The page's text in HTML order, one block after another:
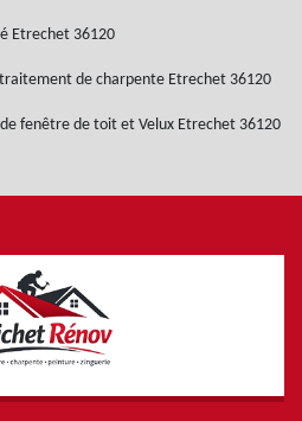
Etrechet 36120
de charpente Etrechet 36120
fenêtre de toit et Velux Etrechet 36120